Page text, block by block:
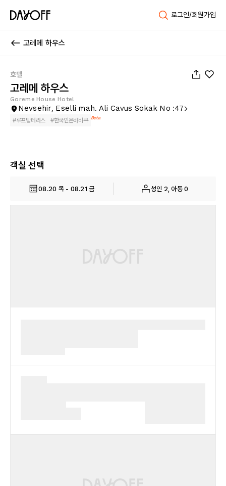
로그인/회원가입
고레메 하우스
호텔
고레메 하우스
Goreme House Hotel
Nevsehir, Eselli mah. Ali Cavus Sokak No :47
#루프탑테라스 #한국인은바비큐 Beta
객실 선택
08.20 목 - 08.21 금 성인 2, 아동 0